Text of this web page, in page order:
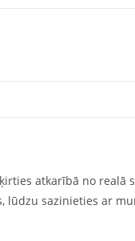
atkarībā no realā
lūdzu sazinieties ar